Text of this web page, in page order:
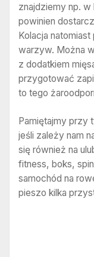
znajdziemy np.
powinien
Kolacja
warzyw. Można
z dodatkiem
przygotować
to tego
Pamiętajmy przy
jeśli zależy nam
się również na
fitness, boks,
samochód na
pieszo kilka